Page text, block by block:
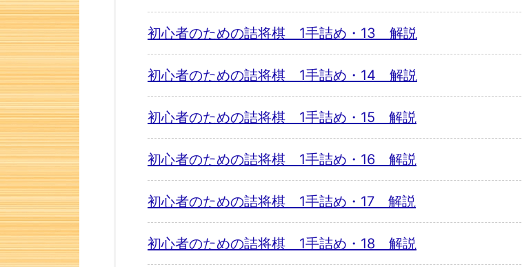
初心者のための詰将棋 1手詰め・13 解説
初心者のための詰将棋 1手詰め・14 解説
初心者のための詰将棋 1手詰め・15 解説
初心者のための詰将棋 1手詰め・16 解説
初心者のための詰将棋 1手詰め・17 解説
初心者のための詰将棋 1手詰め・18 解説